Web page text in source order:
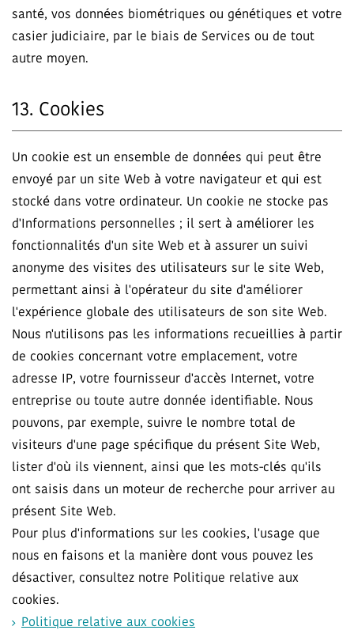
santé, vos données biométriques ou génétiques et votre
casier judiciaire, par le biais de Services ou de tout
autre moyen.
13. Cookies
Un cookie est un ensemble de données qui peut être
envoyé par un site Web à votre navigateur et qui est
stocké dans votre ordinateur. Un cookie ne stocke pas
d'Informations personnelles ; il sert à améliorer les
fonctionnalités d'un site Web et à assurer un suivi
anonyme des visites des utilisateurs sur le site Web,
permettant ainsi à l'opérateur du site d'améliorer
l'expérience globale des utilisateurs de son site Web.
Nous n'utilisons pas les informations recueillies à partir
de cookies concernant votre emplacement, votre
adresse IP, votre fournisseur d'accès Internet, votre
entreprise ou toute autre donnée identifiable. Nous
pouvons, par exemple, suivre le nombre total de
visiteurs d'une page spécifique du présent Site Web,
lister d'où ils viennent, ainsi que les mots-clés qu'ils
ont saisis dans un moteur de recherche pour arriver au
présent Site Web.
Pour plus d'informations sur les cookies, l'usage que
nous en faisons et la manière dont vous pouvez les
désactiver, consultez notre Politique relative aux
cookies.
Politique relative aux cookies